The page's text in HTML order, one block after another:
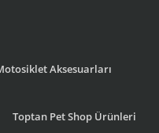
Aksesuarları
Toptan Pet Shop Ürünleri